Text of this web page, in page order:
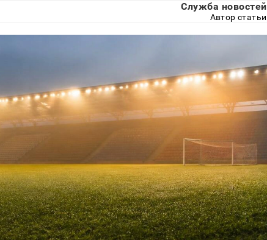
Служба новостей
Автор статьи